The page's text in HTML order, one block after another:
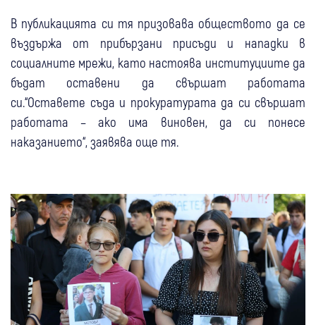
В публикацията си тя призовава обществото да се
въздържа от прибързани присъди и нападки в
социалните мрежи, като настоява институциите да
бъдат оставени да свършат работата
си.“Оставете съда и прокуратурата да си свършат
работата – ако има виновен, да си понесе
наказанието“, заявява още тя.